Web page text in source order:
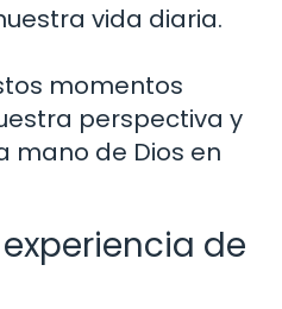
vida diaria.
momentos
perspectiva y
mano de Dios en
de